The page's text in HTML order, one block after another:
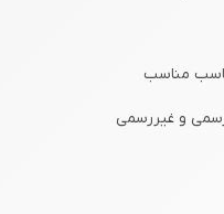
مناسب
و غیررسمی